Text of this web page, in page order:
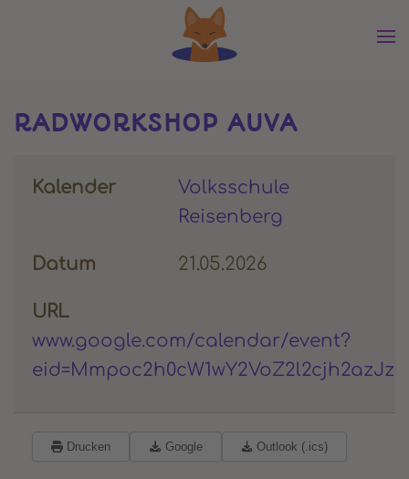
Zum Hauptinhalt springen
RADWORKSHOP AUVA
Kalender
Volksschule
Reisenberg
Datum 21.05.2026
URL
www.google.com/calendar/event?
Drucken Google Outlook (.ics)